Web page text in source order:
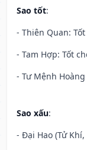
Sao tốt:
- Thiên Quan:
- Tam Hợp: Tốt
- Tư Mệnh
Sao xấu:
- Đại Hao (Tử